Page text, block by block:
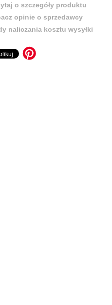
o szczegóły produktu
opinie o sprzedawcy
naliczania kosztu wysyłki